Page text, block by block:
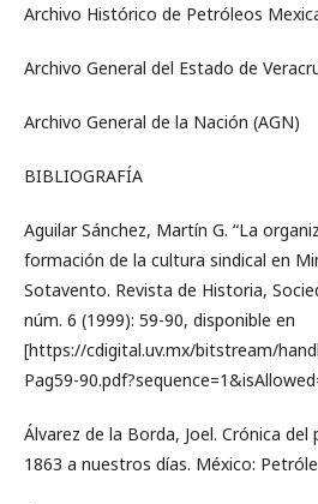
Archivo Histórico de Petróleos
Archivo General del Estado de
Archivo General de la Nación (AGN)
BIBLIOGRAFÍA
Aguilar Sánchez, Martín G. “La
formación de la cultura sindical en
Sotavento. Revista de Historia,
núm. 6 (1999): 59-90, disponible en
[https://cdigital.uv.mx/bitstream/
Pag59-
Álvarez de la Borda, Joel. Crónica
1863 a nuestros días. México: